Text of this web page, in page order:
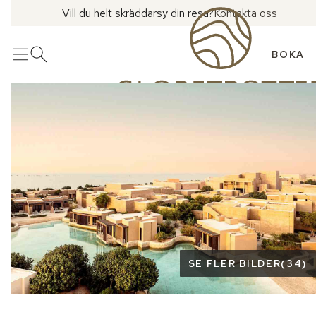
Vill du helt skräddarsy din resa?Kontakta oss
MenyÖppna sök BOKA
Se fler bilder
SE FLER BILDER(34)